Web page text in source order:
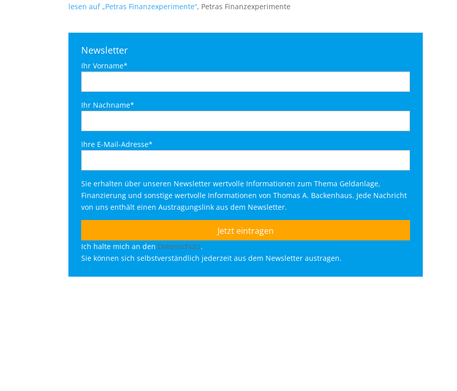
lesen auf „Petras Finanzexperimente“, Petras Finanzexperimente
Newsletter
Ihr Vorname*
Ihr Nachname*
Ihre E-Mail-Adresse*
Sie erhalten über unseren Newsletter wertvolle Informationen zum Thema Geldanlage,
Finanzierung und sonstige wertvolle Informationen von Thomas A. Backenhaus. Jede Nachricht
von uns enthält einen Austragungslink aus dem Newsletter.
Ich halte mich an den Datenschutz.
Sie können sich selbstverständlich jederzeit aus dem Newsletter austragen.